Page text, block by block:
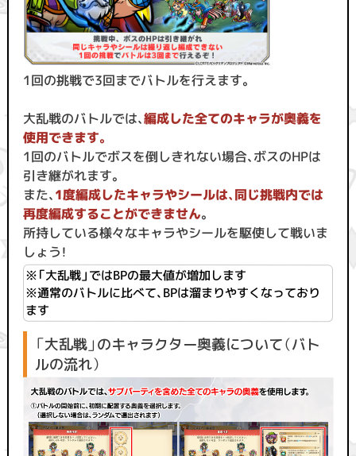
1回の挑戦で3回までバトルを行えます。
大乱戦のバトルでは、編成した全てのキャラが奥義を
使用できます。
1回のバトルでボスを倒しきれない場合、ボスのHPは
引き継がれます。
また、1度編成したキャラやシールは、同じ挑戦内では
再度編成することができません。
所持している様々なキャラやシールを駆使して戦いま
しょう！
※「大乱戦」ではBPの最大値が増加します
※通常のバトルに比べて、BPは溜まりやすくなっており
ます
「大乱戦」のキャラクター奥義について（バト
ルの流れ）